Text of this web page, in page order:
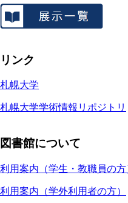
リンク
札幌大学
札幌大学学術情報リポジトリ
図書館について
利用案内（学生・教職員の方
利用案内（学外利用者の方）